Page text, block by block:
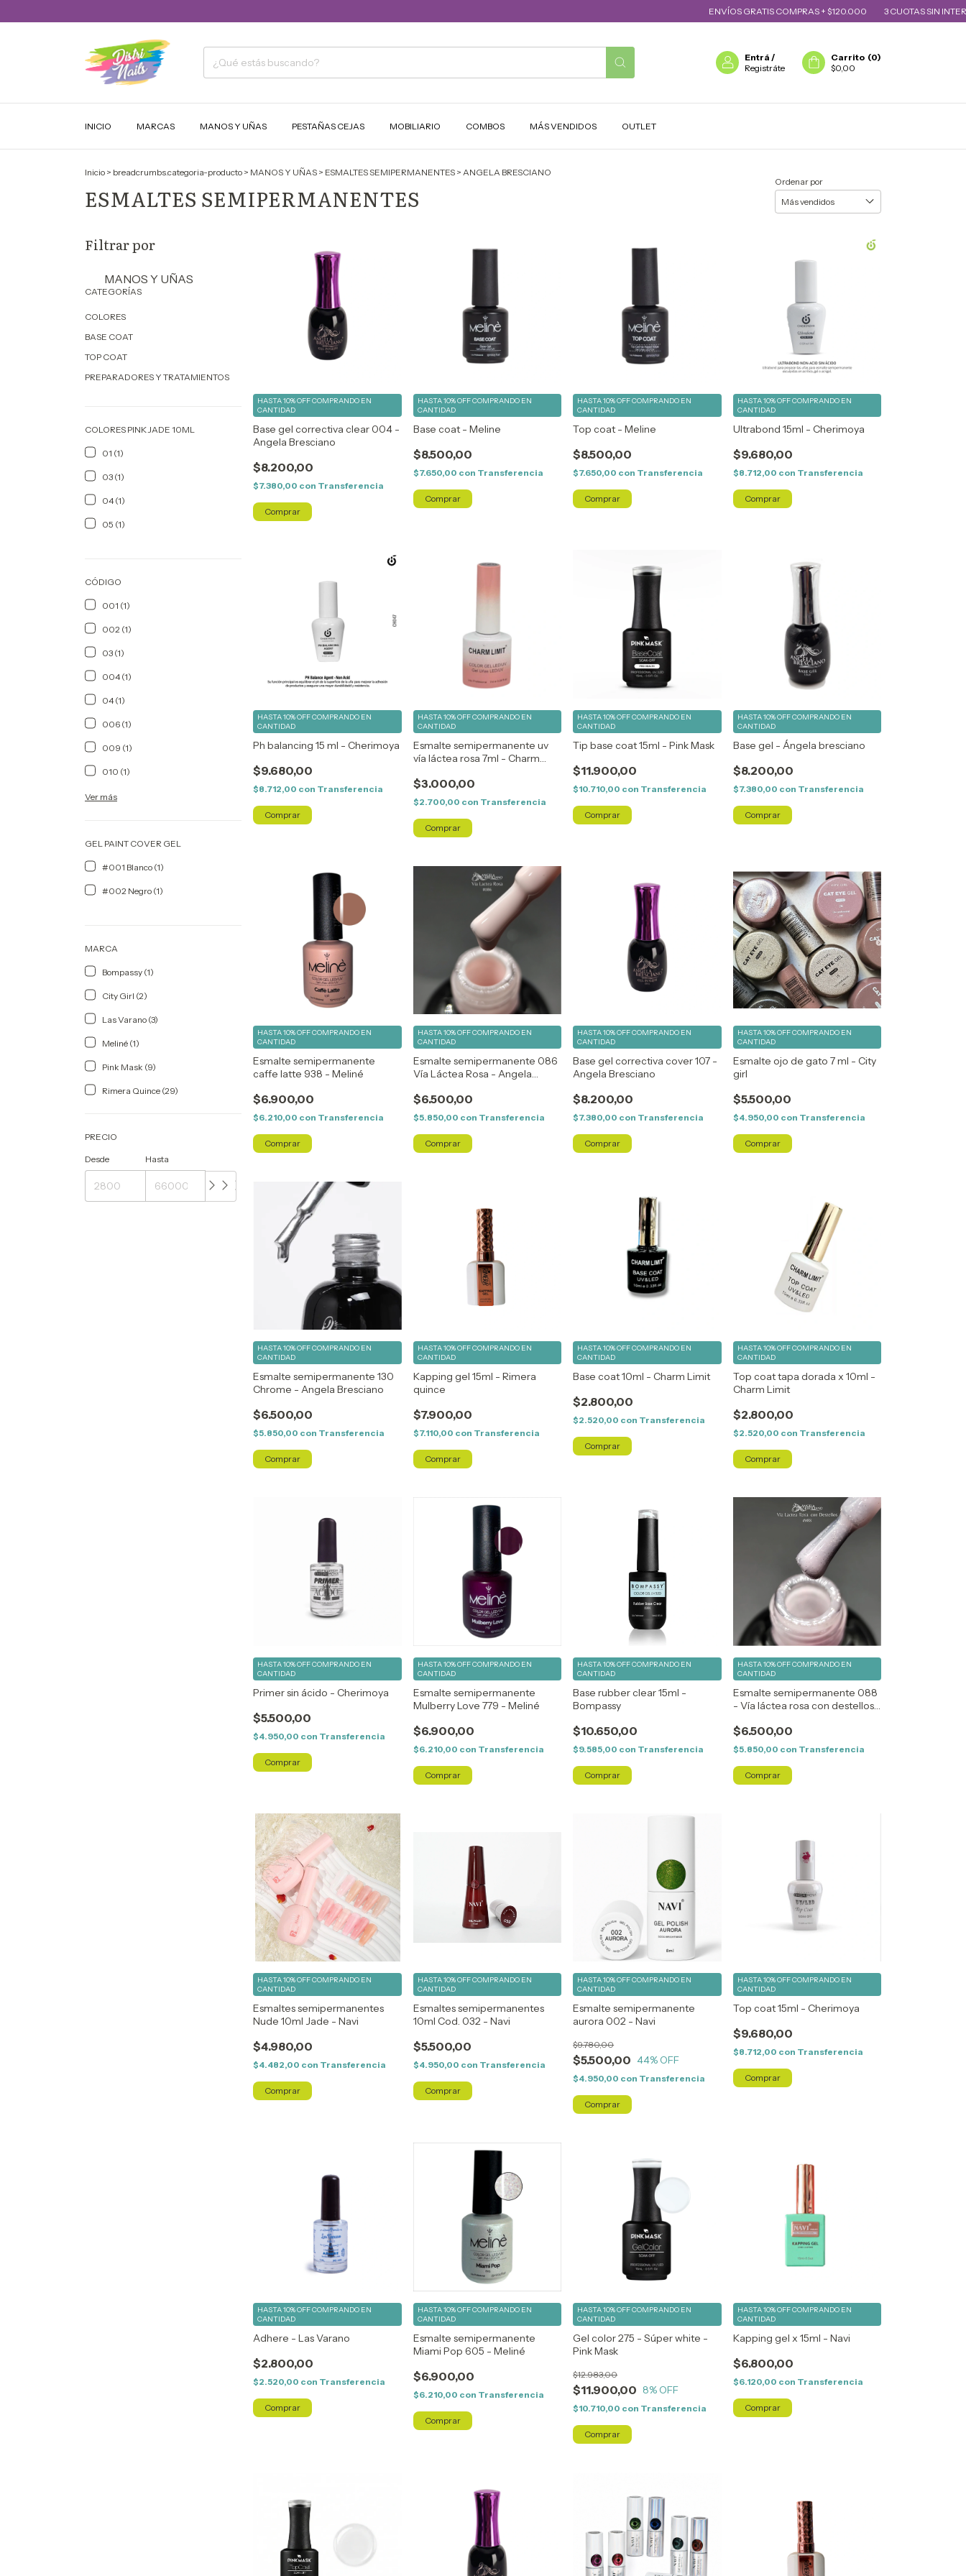
ENVÍOS GRATIS COMPRAS + $120.000 3 CUOTAS SIN INTERÉS
Entrá /
Registráte
Carrito (0)
$0,00
INICIO MARCAS MANOS Y UÑAS PESTAÑAS CEJAS MOBILIARIO COMBOS MÁS VENDIDOS OUTLET
Inicio > breadcrumbs.categoria-producto > MANOS Y UÑAS > ESMALTES SEMIPERMANENTES > ANGELA BRESCIANO
ESMALTES SEMIPERMANENTES
Ordenar por
Filtrar por
MANOS Y UÑAS
CATEGORÍAS
COLORES
BASE COAT
TOP COAT
PREPARADORES Y TRATAMIENTOS
COLORES PINK JADE 10ML
01 (1)
03 (1)
04 (1)
05 (1)
CÓDIGO
001 (1)
002 (1)
03 (1)
004 (1)
04 (1)
006 (1)
009 (1)
010 (1)
Ver más
GEL PAINT COVER GEL
#001 Blanco (1)
#002 Negro (1)
MARCA
Bompassy (1)
City Girl (2)
Las Varano (3)
Meliné (1)
Pink Mask (9)
Rimera Quince (29)
PRECIO
Desde Hasta
Base gel correctiva clear 004 -
Angela Bresciano
$8.200,00
HASTA 10% OFFCOMPRANDO EN
CANTIDAD
$7.380,00 con Transferencia
Base coat - Meline
$8.500,00
HASTA 10% OFFCOMPRANDO EN
CANTIDAD
$7.650,00 con Transferencia
Top coat - Meline
$8.500,00
HASTA 10% OFFCOMPRANDO EN
CANTIDAD
$7.650,00 con Transferencia
Ultrabond 15ml - Cherimoya
$9.680,00
HASTA 10% OFFCOMPRANDO EN
CANTIDAD
$8.712,00 con Transferencia
Ph balancing 15 ml - Cherimoya
$9.680,00
HASTA 10% OFFCOMPRANDO EN
CANTIDAD
$8.712,00 con Transferencia
Esmalte semipermanente uv
vía láctea rosa 7ml - Charm
$3.000,00
HASTA 10% OFFCOMPRANDO EN
CANTIDAD
$2.700,00 con Transferencia
Tip base coat 15ml - Pink Mask
$11.900,00
HASTA 10% OFFCOMPRANDO EN
CANTIDAD
$10.710,00 con Transferencia
Base gel - Ángela bresciano
$8.200,00
HASTA 10% OFFCOMPRANDO EN
CANTIDAD
$7.380,00 con Transferencia
Esmalte semipermanente
caffe latte 938 - Meliné
$6.900,00
HASTA 10% OFFCOMPRANDO EN
CANTIDAD
$6.210,00 con Transferencia
Esmalte semipermanente 086
Vía Láctea Rosa - Angela
$6.500,00
HASTA 10% OFFCOMPRANDO EN
CANTIDAD
$5.850,00 con Transferencia
Base gel correctiva cover 107 -
Angela Bresciano
$8.200,00
HASTA 10% OFFCOMPRANDO EN
CANTIDAD
$7.380,00 con Transferencia
Esmalte ojo de gato 7 ml - City
girl
$5.500,00
HASTA 10% OFFCOMPRANDO EN
CANTIDAD
$4.950,00 con Transferencia
Esmalte semipermanente 130
Chrome - Angela Bresciano
$6.500,00
HASTA 10% OFFCOMPRANDO EN
CANTIDAD
$5.850,00 con Transferencia
Kapping gel 15ml - Rimera
quince
$7.900,00
HASTA 10% OFFCOMPRANDO EN
CANTIDAD
$7.110,00 con Transferencia
Base coat 10ml - Charm Limit
$2.800,00
HASTA 10% OFFCOMPRANDO EN
CANTIDAD
$2.520,00 con Transferencia
Top coat tapa dorada x 10ml -
Charm Limit
$2.800,00
HASTA 10% OFFCOMPRANDO EN
CANTIDAD
$2.520,00 con Transferencia
Primer sin ácido - Cherimoya
$5.500,00
HASTA 10% OFFCOMPRANDO EN
CANTIDAD
$4.950,00 con Transferencia
Esmalte semipermanente
Mulberry Love 779 - Meliné
$6.900,00
HASTA 10% OFFCOMPRANDO EN
CANTIDAD
$6.210,00 con Transferencia
Base rubber clear 15ml -
Bompassy
$10.650,00
HASTA 10% OFFCOMPRANDO EN
CANTIDAD
$9.585,00 con Transferencia
Esmalte semipermanente 088
- Vía láctea rosa con destellos -
$6.500,00
HASTA 10% OFFCOMPRANDO EN
CANTIDAD
$5.850,00 con Transferencia
Esmaltes semipermanentes
Nude 10ml Jade - Navi
$4.980,00
HASTA 10% OFFCOMPRANDO EN
CANTIDAD
$4.482,00 con Transferencia
Comprar
Esmaltes semipermanentes
10ml Cod. 032 - Navi
$5.500,00
HASTA 10% OFFCOMPRANDO EN
CANTIDAD
$4.950,00 con Transferencia
Esmalte semipermanente
aurora 002 - Navi
$5.500,00
$9.780,00
44% OFF
HASTA 10% OFFCOMPRANDO EN
CANTIDAD
$4.950,00 con Transferencia
Top coat 15ml - Cherimoya
$9.680,00
HASTA 10% OFFCOMPRANDO EN
CANTIDAD
$8.712,00 con Transferencia
Adhere - Las Varano
$2.800,00
HASTA 10% OFFCOMPRANDO EN
CANTIDAD
$2.520,00 con Transferencia
Esmalte semipermanente
Miami Pop 605 - Meliné
$6.900,00
HASTA 10% OFFCOMPRANDO EN
CANTIDAD
$6.210,00 con Transferencia
Gel color 275 - Súper white -
Pink Mask
$11.900,00
$12.983,00
8% OFF
HASTA 10% OFFCOMPRANDO EN
CANTIDAD
$10.710,00 con Transferencia
Kapping gel x 15ml - Navi
$6.800,00
HASTA 10% OFFCOMPRANDO EN
CANTIDAD
$6.120,00 con Transferencia